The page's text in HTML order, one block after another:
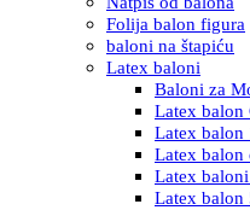
Folija balon figura
baloni na štapiću
Latex baloni
Baloni za
Latex balon
Latex balon
Latex balon
Latex
Latex balon